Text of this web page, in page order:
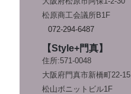
松原商工会議所B1F
072-294-6487
【Style+門真】
住所:571-0048
大阪府門真市新橋町22-15
松山ボニットビル1F